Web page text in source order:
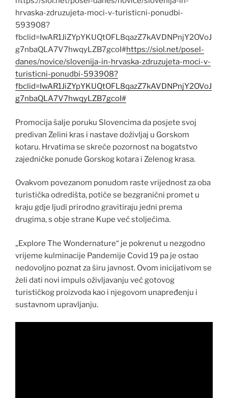
hrvaska-zdruzujeta-moci-v-turisticni-ponudbi-
593908?
fbclid=IwAR1JiZYpYKUQtOFL8qazZ7kAVDNPnjY2OVoJ
g7nbaQLA7V7hwqyLZB7gcoI#https://siol.net/posel-
danes/novice/slovenija-in-hrvaska-zdruzujeta-moci-v-
turisticni-ponudbi-593908?
fbclid=IwAR1JiZYpYKUQtOFL8qazZ7kAVDNPnjY2OVoJ
g7nbaQLA7V7hwqyLZB7gcoI#
Promocija šalje poruku Slovencima da posjete svoj
predivan Zelini kras i nastave doživljaj u Gorskom
kotaru. Hrvatima se skreće pozornost na bogatstvo
zajedničke ponude Gorskog kotara i Zelenog krasa.
Ovakvom povezanom ponudom raste vrijednost za oba
turistička odredišta, potiče se bezgranični promet u
kraju gdje ljudi prirodno gravitiraju jedni prema
drugima, s obje strane Kupe već stoljećima.
„Explore The Wondernature“ je pokrenut u nezgodno
vrijeme kulminacije Pandemije Covid 19 pa je ostao
nedovoljno poznat za širu javnost. Ovom inicijativom se
želi dati novi impuls oživljavanju već gotovog
turističkog proizvoda kao i njegovom unapređenju i
sustavnom upravljanju.